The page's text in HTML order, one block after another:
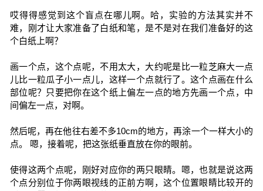
哎得得感觉到这个盲点在哪儿啊。哈，实验的方法其实并不
难，刚才让大家准备了白纸和笔，是不是对在我们准备好的这
个白纸上啊？
画一个点，这个点呢，不用太大，大约呢是比一粒芝麻大一点
儿比一粒瓜子小一点儿，这样一个点就行了。这个点画在什么
部位呢？只要把你在这个纸上偏左一点的地方先画一个点，中
间偏左一点，对啊。
然后呢，再在他往右差不多10cm的地方，再涂一个一样大小的
点。 嗯，接着呢，把这张纸垂直放在你的眼前。
使得这两个点呢，刚好对应你的两只眼睛。嗯，也就是说这两
个点分别位于你两眼视线的正前方啊，这个位置眼睛比较开的